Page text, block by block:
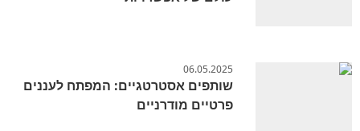
06.05.2025
שותפים אסטרטגיים: המפתח לעננים
פרטיים מודרניים